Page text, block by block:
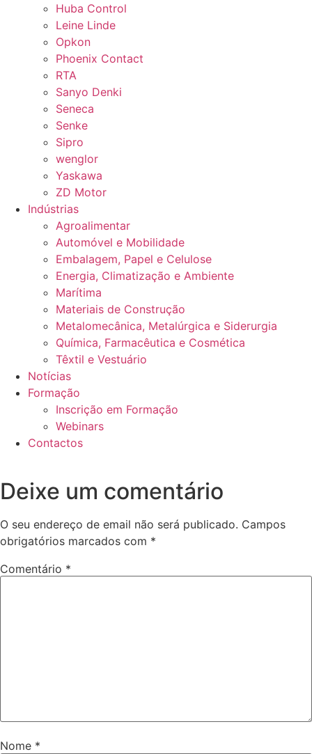
Huba Control
Leine Linde
Opkon
Phoenix Contact
RTA
Sanyo Denki
Seneca
Senke
Sipro
wenglor
Yaskawa
ZD Motor
Indústrias
Agroalimentar
Automóvel e Mobilidade
Embalagem, Papel e Celulose
Energia, Climatização e Ambiente
Marítima
Materiais de Construção
Metalomecânica, Metalúrgica e Siderurgia
Química, Farmacêutica e Cosmética
Têxtil e Vestuário
Notícias
Formação
Inscrição em Formação
Webinars
Contactos
Deixe um comentário
O seu endereço de email não será publicado. Campos
obrigatórios marcados com *
Comentário *
Nome *